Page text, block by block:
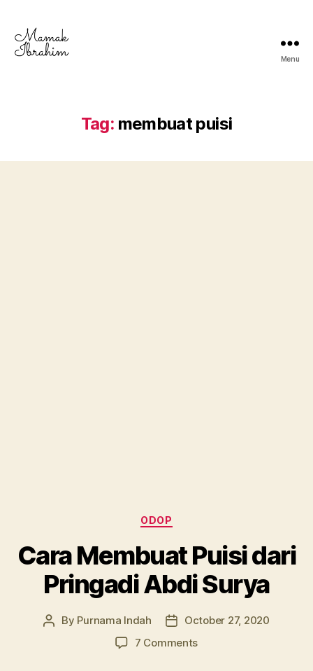
Menu
Tag: membuat puisi
Categories
ODOP
Cara Membuat Puisi dari
Pringadi Abdi Surya
Post
By Purnama Indah
PostOctober 27, 2020
7 Commentson